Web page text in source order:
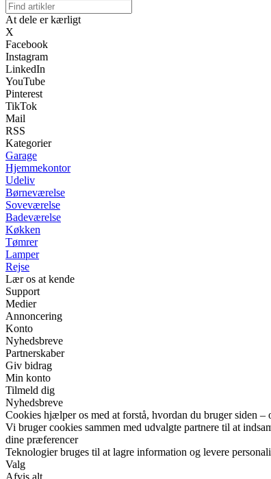
At dele er kærligt
X
Facebook
Instagram
LinkedIn
YouTube
Pinterest
TikTok
Mail
RSS
Kategorier
Garage
Hjemmekontor
Udeliv
Børneværelse
Soveværelse
Badeværelse
Køkken
Tømrer
Lamper
Rejse
Lær os at kende
Support
Medier
Annoncering
Konto
Nyhedsbreve
Partnerskaber
Giv bidrag
Min konto
Tilmeld dig
Nyhedsbreve
Cookies hjælper os med at forstå, hvordan du bruger siden –
Vi bruger cookies sammen med udvalgte partnere til at
dine præferencer
Teknologier bruges til at lagre information og levere
Valg